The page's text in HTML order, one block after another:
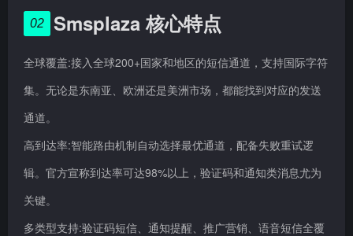
02 Smsplaza 核心特点
全球覆盖:接入全球200+国家和地区的短信通道，支持国际字符
集。无论是东南亚、欧洲还是美洲市场，都能找到对应的发送
通道。
高到达率:智能路由机制自动选择最优通道，配备失败重试逻
辑。官方宣称到达率可达98%以上，验证码和通知类消息尤为
关键。
多类型支持:验证码短信、通知提醒、推广营销、语音短信全覆